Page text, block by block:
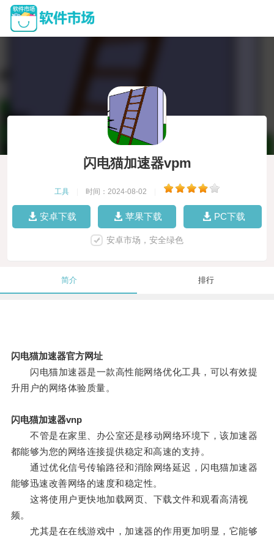
闪电猫加速器vpm
工具 时间：2024-08-02
安卓下载 苹果下载 PC下载
安卓市场，安全绿色
简介 排行
闪电猫加速器官方网址
闪电猫加速器是一款高性能网络优化工具，可以有效提
升用户的网络体验质量。
闪电猫加速器vnp
不管是在家里、办公室还是移动网络环境下，该加速器
都能够为您的网络连接提供稳定和高速的支持。
通过优化信号传输路径和消除网络延迟，闪电猫加速器
能够迅速改善网络的速度和稳定性。
这将使用户更快地加载网页、下载文件和观看高清视
频。
尤其是在在线游戏中，加速器的作用更加明显，它能够